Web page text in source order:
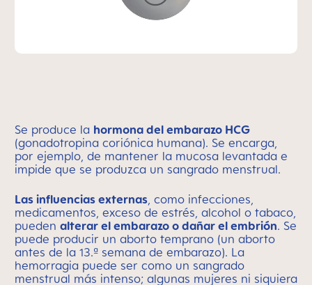
Se produce la hormona del embarazo HCG
(gonadotropina coriónica humana). Se encarga,
por ejemplo, de mantener la mucosa levantada e
impide que se produzca un sangrado menstrual.
Las influencias externas, como infecciones,
medicamentos, exceso de estrés, alcohol o tabaco,
pueden alterar el embarazo o dañar el embrión. Se
puede producir un aborto temprano (un aborto
antes de la 13.ª semana de embarazo). La
hemorragia puede ser como un sangrado
menstrual más intenso; algunas mujeres ni siquiera